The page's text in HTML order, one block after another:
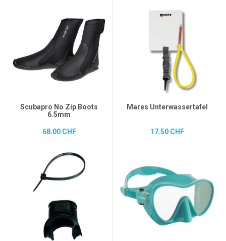
Scubapro No Zip Boots
6.5mm
68.00 CHF
Mares Unterwassertafel
17.50 CHF